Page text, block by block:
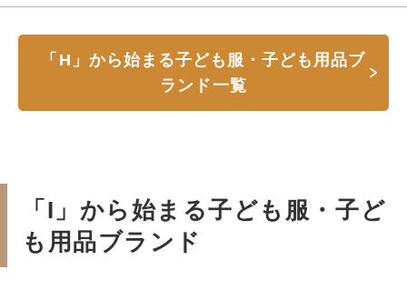
「H」から始まる子ども服・子ども用品ブ
ランド一覧
「I」から始まる子ども服・子ど
も用品ブランド